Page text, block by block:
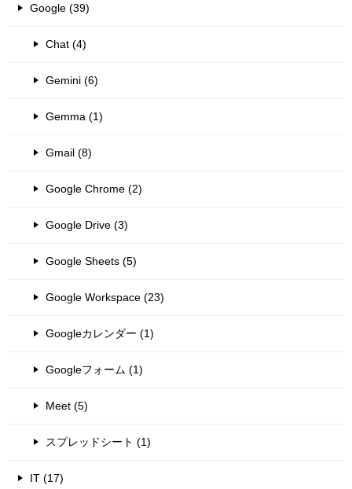
Google (39)
Chat (4)
Gemini (6)
Gemma (1)
Gmail (8)
Google Chrome (2)
Google Drive (3)
Google Sheets (5)
Google Workspace (23)
Googleカレンダー (1)
Googleフォーム (1)
Meet (5)
スプレッドシート (1)
IT (17)